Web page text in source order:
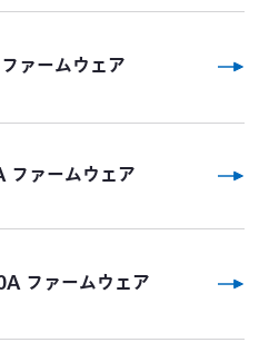
ァームウェア
ァームウェア
ファームウェア